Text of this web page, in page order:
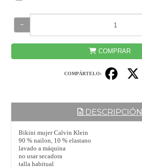
−
COMPRAR
COMPÁRTELO:
DESCRIPCIÓN
Bikini mujer Calvin Klein
90 % nailon, 10 % elastano
lavado a máquina
no usar secadora
talla habitual